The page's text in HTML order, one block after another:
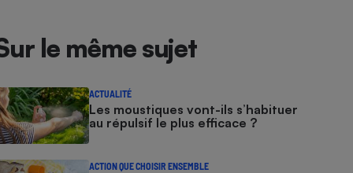
le même sujet
ACTUALITÉ
Les moustiques vont-ils s’habituer
au répulsif le plus efficace ?
ACTION QUE CHOISIR ENSEMBLE